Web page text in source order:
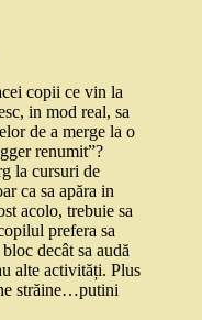
copii ce vin la
in mod real, sa
de a merge la o
renumit”?
la cursuri de
ca sa apăra in
acolo, trebuie sa
prefera sa
decât sa audă
alte activități. Plus
străine…putini